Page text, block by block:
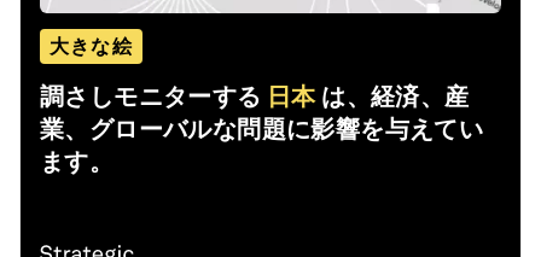
大きな絵
調さしモニターする 日本 は、経済、産
業、グローバルな問題に影響を与えてい
ます。